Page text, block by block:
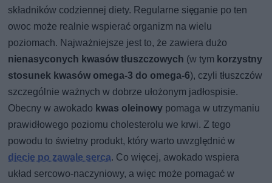
składników codziennej diety. Regularne sięganie po ten
owoc może realnie wspierać organizm na wielu
poziomach. Najważniejsze jest to, że zawiera dużo
nienasyconych kwasów tłuszczowych (w tym korzystny
stosunek kwasów omega-3 do omega-6), czyli tłuszczów
szczególnie ważnych w dobrze ułożonym jadłospisie.
Obecny w awokado kwas oleinowy pomaga w utrzymaniu
prawidłowego poziomu cholesterolu we krwi. Z tego
powodu to świetny produkt, który warto uwzględnić w
diecie po zawale serca. Co więcej, awokado wspiera
układ sercowo-naczyniowy, a więc może pomagać w